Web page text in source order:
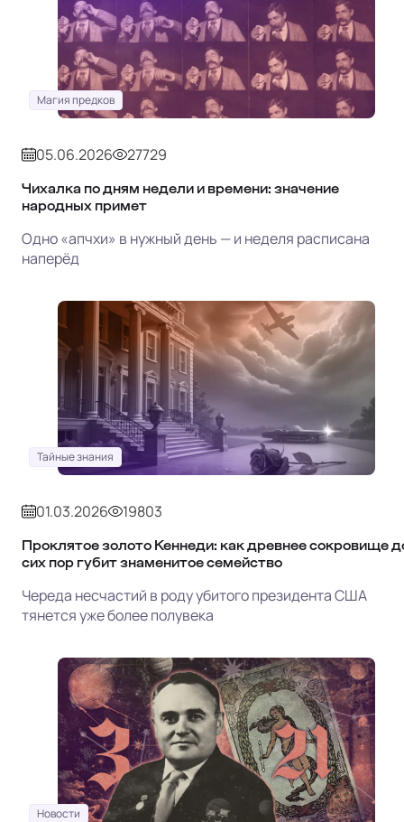
Магия предков
05.06.2026 27729
Чихалка по дням недели и времени: значение
народных примет
Одно «апчхи» в нужный день — и неделя расписана
наперёд
Тайные знания
01.03.2026 19803
Проклятое золото Кеннеди: как древнее сокровище
сих пор губит знаменитое семейство
Череда несчастий в роду убитого президента США
тянется уже более полувека
Новости